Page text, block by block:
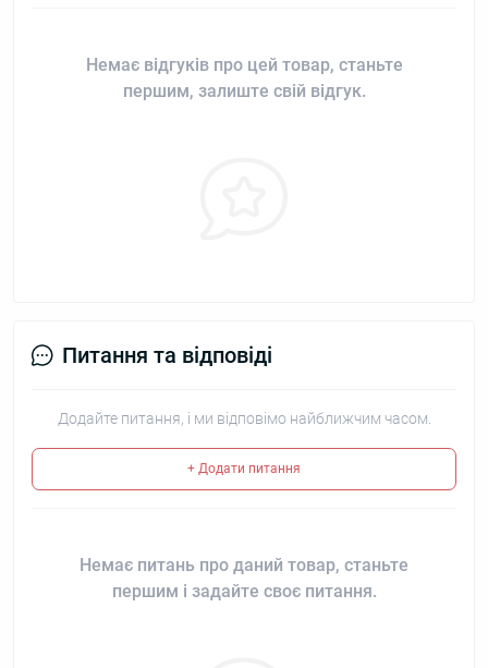
Немає відгуків про цей товар, станьте
першим, залиште свій відгук.
Питання та відповіді
Додайте питання, і ми відповімо найближчим часом.
+ Додати питання
Немає питань про даний товар, станьте
першим і задайте своє питання.